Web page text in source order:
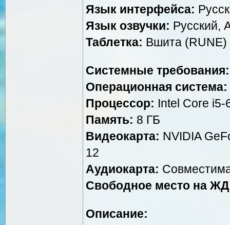
Язык интерфейса:
Язык озвучки: Русский,
Таблетка: Вшита (RUNE)
Системные требования:
Операционная система:
Процессор: Intel Core i5-
Память: 8 ГБ
Видеокарта: NVIDIA
12
Аудиокарта:
Свободное место на
Описание: